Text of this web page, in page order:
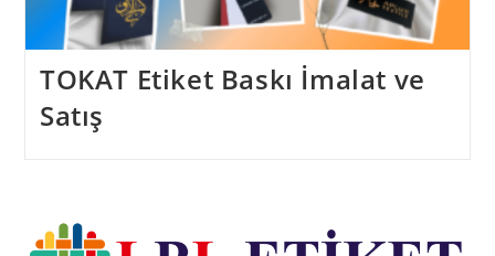
TOKAT Etiket Baskı İmalat ve
Satış